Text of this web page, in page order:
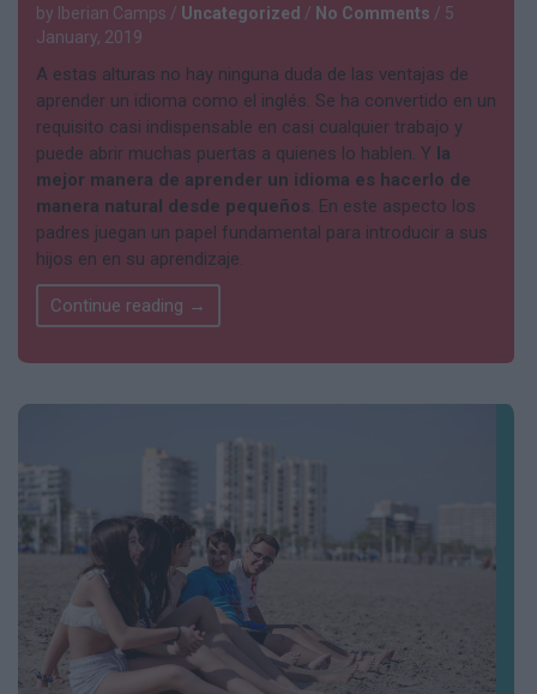
by Iberian Camps / Uncategorized / No Comments / 5
January, 2019
A estas alturas no hay ninguna duda de las ventajas de
aprender un idioma como el inglés. Se ha convertido en un
requisito casi indispensable en casi cualquier trabajo y
puede abrir muchas puertas a quienes lo hablen. Y la
mejor manera de aprender un idioma es hacerlo de
manera natural desde pequeños . En este aspecto los
padres juegan un papel fundamental para introducir a sus
hijos en en su aprendizaje.
Continue reading →